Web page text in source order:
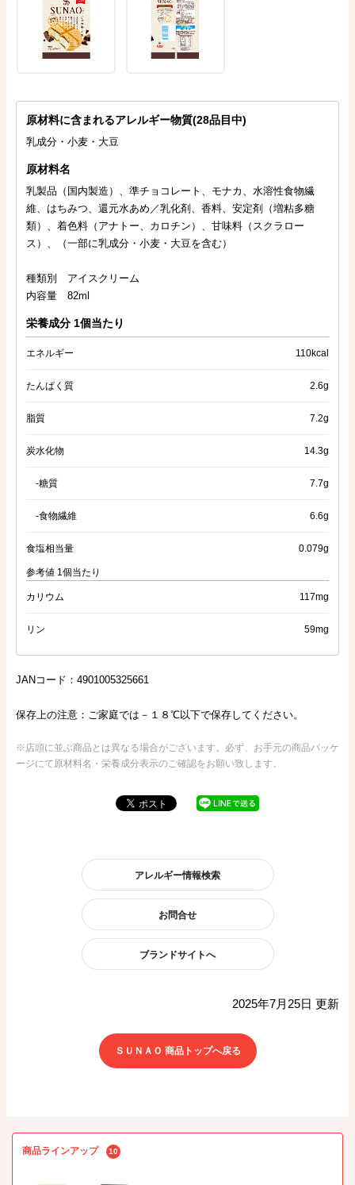
原材料に含まれるアレルギー物質(28品目中)
乳成分・小麦・大豆
原材料名
乳製品（国内製造）、準チョコレート、モナカ、水溶性食物繊
維、はちみつ、還元水あめ／乳化剤、香料、安定剤（増粘多糖
類）、着色料（アナトー、カロチン）、甘味料（スクラロー
ス）、（一部に乳成分・小麦・大豆を含む）
種類別 アイスクリーム
内容量 82ml
栄養成分 1個当たり
エネルギー 110kcal
たんぱく質 2.6g
脂質 7.2g
炭水化物 14.3g
-糖質 7.7g
-食物繊維 6.6g
食塩相当量 0.079g
参考値 1個当たり
カリウム 117mg
リン 59mg
JANコード：4901005325661
保存上の注意：ご家庭では－１８℃以下で保存してください。
※店頭に並ぶ商品とは異なる場合がございます。必ず、お手元の商品パッケ
ージにて原材料名・栄養成分表示のご確認をお願い致します。
アレルギー情報検索
お問合せ
ブランドサイトへ
2025年7月25日 更新
ＳＵＮＡＯ 商品トップへ戻る
商品ラインアップ 10